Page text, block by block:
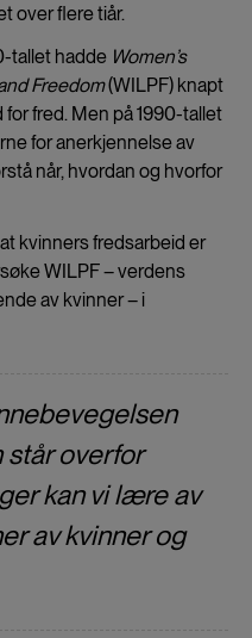
over flere tiår.
tallet hadde Women’s
Freedom(WILPF) knapt
fred. Men på 1990-tallet
for anerkjennelse av
når, hvordan og hvorfor
kvinners fredsarbeid er
WILPF – verdens
av kvinner – i
overfor
kan vi lære av
av kvinner og